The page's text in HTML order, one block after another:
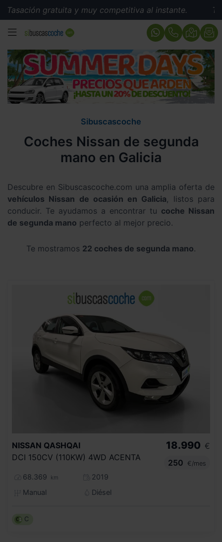
gratuita y muy competitiva al instante. Tasación
MENÚ
Sibuscascoche
Coches Nissan de segunda
mano en Galicia
Descubre en Sibuscascoche.com una amplia oferta de
vehículos Nissan de ocasión en Galicia, listos para
conducir. Te ayudamos a encontrar tu coche Nissan
de segunda mano perfecto al mejor precio.
Te mostramos 22 coches de segunda mano.
NISSAN QASHQAI
DCI 150CV (110KW) 4WD ACENTA
68.369 km
2019
Manual
Diésel
18.990 €
250
€/mes
C